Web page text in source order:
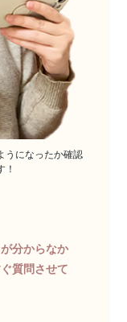
うになったか確認
！
分からなか
質問させて